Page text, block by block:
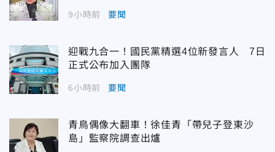
9小時前 要聞
迎戰九合一！國民黨精選4位新發言人 7日
正式公布加入團隊
6小時前 要聞
青鳥偶像大翻車！徐佳青「帶兒子登東沙
島」監察院調查出爐